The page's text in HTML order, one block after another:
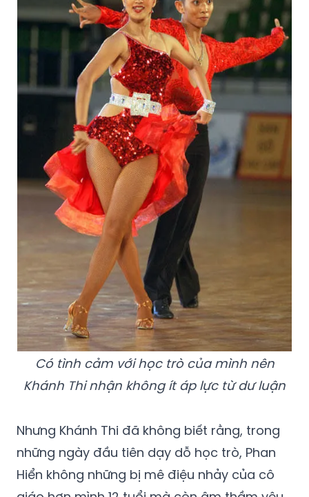
Có tình cảm với học trò của mình nên
Khánh Thi nhận không ít áp lực từ dư luận
Nhưng Khánh Thi đã không biết rằng, trong
những ngày đầu tiên dạy dỗ học trò, Phan
Hiển không những bị mê điệu nhảy của cô